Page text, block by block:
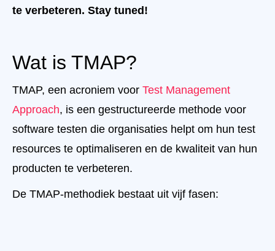
te verbeteren. Stay tuned!
Wat is TMAP?
TMAP, een acroniem voor Test Management
Approach, is een gestructureerde methode voor
software testen die organisaties helpt om hun test
resources te optimaliseren en de kwaliteit van hun
producten te verbeteren.
De TMAP-methodiek bestaat uit vijf fasen: